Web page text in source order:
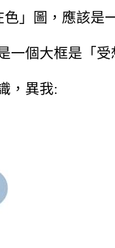
色」圖，應該是
一個大框是「
，異我: